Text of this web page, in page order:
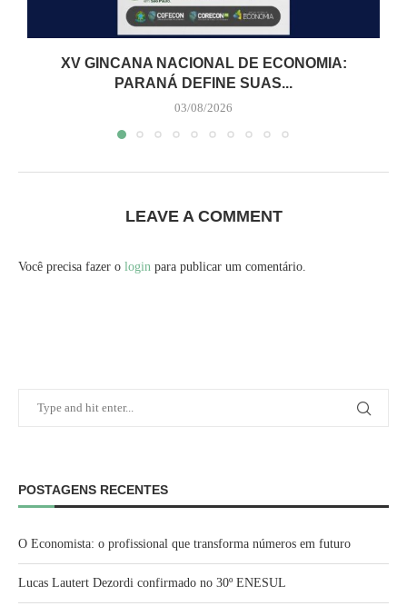
XV GINCANA NACIONAL DE ECONOMIA:
PARANÁ DEFINE SUAS...
03/08/2026
LEAVE A COMMENT
Você precisa fazer o login para publicar um comentário.
POSTAGENS RECENTES
O Economista: o profissional que transforma números em futuro
Lucas Lautert Dezordi confirmado no 30º ENESUL